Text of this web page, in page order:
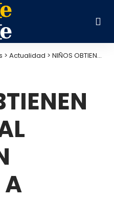
> Actualidad > NIÑOS OBTIENEN CIRUGÍA AL CORAZÓN GRACIAS A FAMILIA CRISTIANA
A